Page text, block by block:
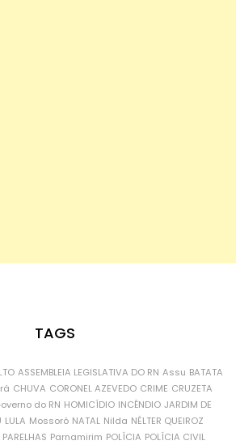
TAGS
ASSEMBLEIA LEGISLATIVA DO RN Assu BATATA
CHUVA CORONEL AZEVEDO CRIME CRUZETA
do RN HOMICÍDIO INCÊNDIO JARDIM DE
LULA Mossoró NATAL Nilda NÉLTER QUEIROZ
PARELHAS Parnamirim POLÍCIA POLÍCIA CIVIL